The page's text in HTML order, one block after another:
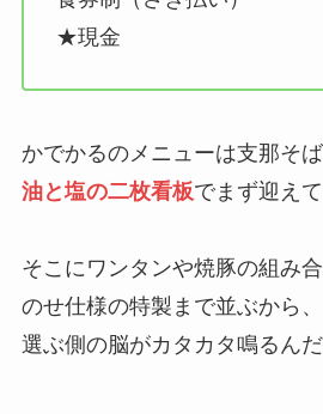
★現金
かでかるのメニューは支那そば
油と塩の二枚看板でまず迎えて
そこにワンタンや焼豚の組み
のせ仕様の特製まで並ぶから
選ぶ側の脳がカタカタ鳴るんだ